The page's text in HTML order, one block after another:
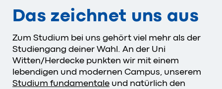
Das zeichnet uns aus
Zum Studium bei uns gehört viel mehr als der
Studiengang deiner Wahl. An der Uni
Witten/Herdecke punkten wir mit einem
lebendigen und modernen Campus, unserem
Studium fundamentale und natürlich den